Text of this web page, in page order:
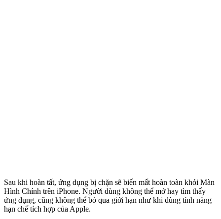
Sau khi hoàn tất, ứng dụng bị chặn sẽ biến mất hoàn toàn khỏi Màn
Hình Chính trên iPhone. Người dùng không thể mở hay tìm thấy
ứng dụng, cũng không thể bỏ qua giới hạn như khi dùng tính năng
hạn chế tích hợp của Apple.